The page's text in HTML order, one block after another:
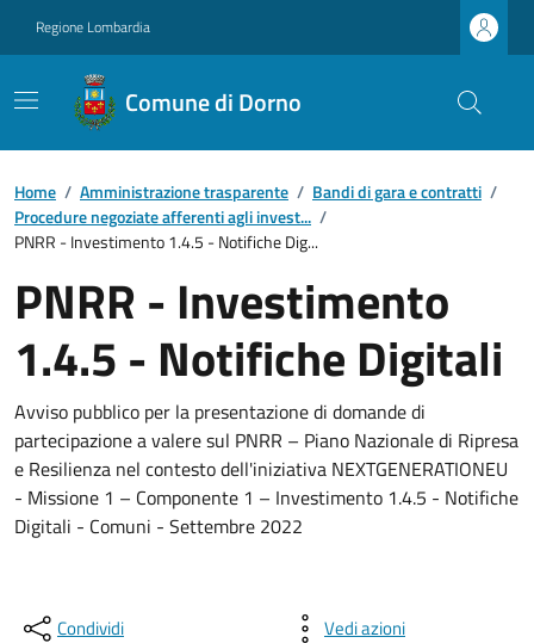
Regione Lombardia
Comune di Dorno
Home / Amministrazione trasparente / Bandi di gara e contratti /
Procedure negoziate afferenti agli invest... /
PNRR - Investimento 1.4.5 - Notifiche Dig...
PNRR - Investimento
1.4.5 - Notifiche Digitali
Avviso pubblico per la presentazione di domande di
partecipazione a valere sul PNRR – Piano Nazionale di Ripresa
e Resilienza nel contesto dell'iniziativa NEXTGENERATIONEU
- Missione 1 – Componente 1 – Investimento 1.4.5 - Notifiche
Digitali - Comuni - Settembre 2022
Condividi Vedi azioni